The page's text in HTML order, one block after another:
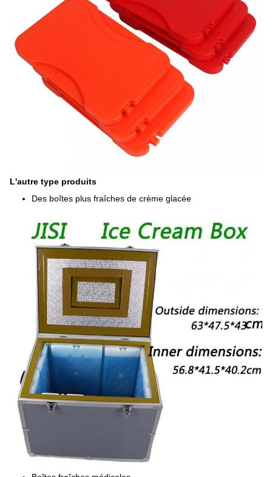
L'autre type produits
Des boîtes plus fraîches de crème glacée